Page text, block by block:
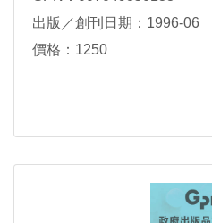
出版／創刊日期：1996-06
價格：1250